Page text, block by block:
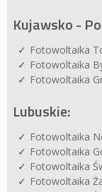
Kujawsko -
Fotowoltaika
Fotowoltaika
Fotowoltaika
Lubuskie:
Fotowoltaika
Fotowoltaika
Fotowoltaika
Fotowoltaika